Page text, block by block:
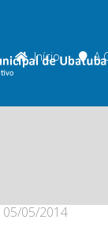
Início A
05/05/2014